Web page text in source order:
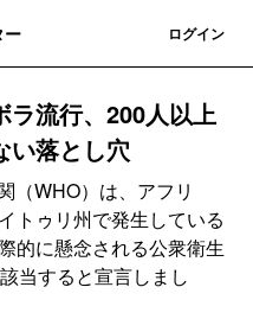
ー ログイン
ラ流行、200人以上
い落とし穴
（WHO）は、アフリ
トゥリ州で発生している
的に懸念される公衆衛生
当すると宣言しまし